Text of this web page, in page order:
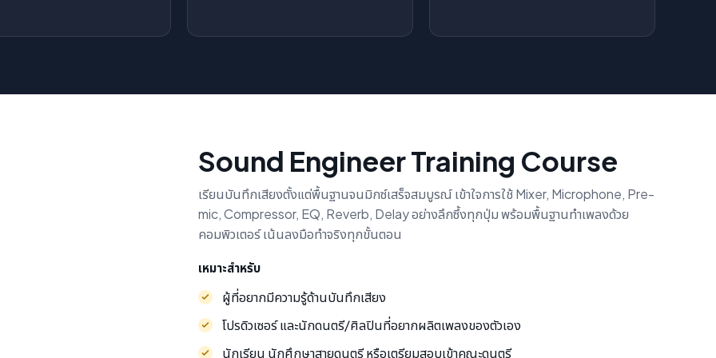
Sound Engineer Training Course
เรียนบันทึกเสียงตั้งแต่พื้นฐานจนมิกซ์เสร็จสมบูรณ์ เข้าใจการใช้ Mixer, Microphone, Pre-
mic, Compressor, EQ, Reverb, Delay อย่างลึกซึ้งทุกปุ่ม พร้อมพื้นฐานทำเพลงด้วย
คอมพิวเตอร์ เน้นลงมือทำจริงทุกขั้นตอน
เหมาะสำหรับ
ผู้ที่อยากมีความรู้ด้านบันทึกเสียง
โปรดิวเซอร์ และนักดนตรี/ศิลปินที่อยากผลิตเพลงของตัวเอง
นักเรียน นักศึกษาสายดนตรี หรือเตรียมสอบเข้าคณะดนตรี